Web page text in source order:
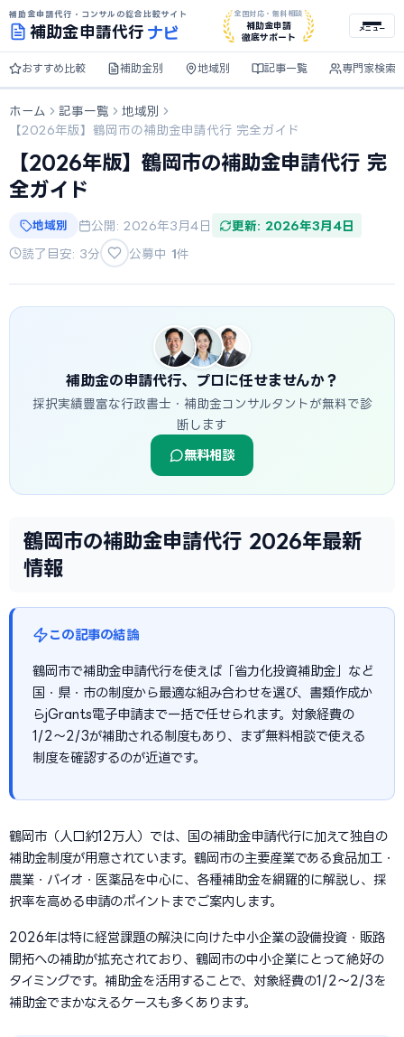
補助金申請代行・コンサルの総合比較サイト
補助金申請代行 ナビ
全国対応・無料相談
補助金申請
徹底サポート
メニュー
おすすめ比較 補助金別 地域別 記事一覧 専門家検索
ホーム 記事一覧
地域別
【2026年版】鶴岡市の補助金申請代行 完全ガイド
【2026年版】鶴岡市の補助金申請代行 完
全ガイド
地域別 公開: 2026年3月4日 更新: 2026年3月4日
読了目安: 3分 公募中 1件
補助金の申請代行、プロに任せませんか？
採択実績豊富な行政書士・補助金コンサルタントが無料で診
断します
無料相談
鶴岡市の補助金申請代行 2026年最新
情報
この記事の結論
鶴岡市で補助金申請代行を使えば「省力化投資補助金」など
国・県・市の制度から最適な組み合わせを選び、書類作成か
らjGrants電子申請まで一括で任せられます。対象経費の
1/2〜2/3が補助される制度もあり、まず無料相談で使える
制度を確認するのが近道です。
鶴岡市（人口約12万人）では、国の補助金申請代行に加えて独自の
補助金制度が用意されています。鶴岡市の主要産業である食品加工・
農業・バイオ・医薬品を中心に、各種補助金を網羅的に解説し、採
択率を高める申請のポイントまでご案内します。
2026年は特に経営課題の解決に向けた中小企業の設備投資・販路
開拓への補助が拡充されており、鶴岡市の中小企業にとって絶好の
タイミングです。補助金を活用することで、対象経費の1/2〜2/3を
補助金でまかなえるケースも多くあります。